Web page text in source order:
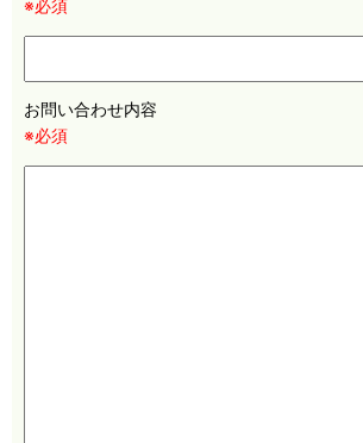
※必須
お問い合わせ内容
※必須